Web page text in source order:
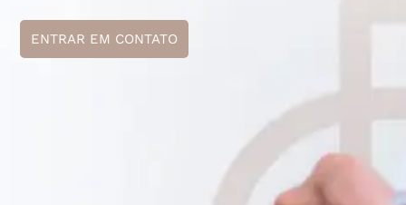
ENTRAR EM CONTATO